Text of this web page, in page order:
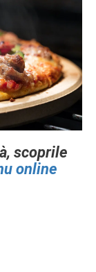
scoprile
online